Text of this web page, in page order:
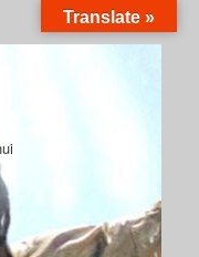
Translate »